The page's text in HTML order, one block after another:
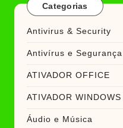
Categorias
Antivirus & Security
Antivírus e Segurança
ATIVADOR OFFICE
ATIVADOR WINDOWS
Áudio e Música